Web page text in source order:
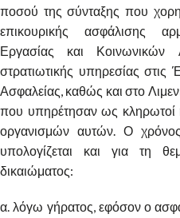
ποσού της σύνταξης που
επικουρικής ασφάλισης
Εργασίας και
στρατιωτικής υπηρεσίας
Ασφαλείας, καθώς και στο
που υπηρέτησαν ως κληρωτοί
οργανισμών αυτών. Ο χρόνος
υπολογίζεται και για τη
δικαιώματος:
α. λόγω γήρατος, εφόσον ο